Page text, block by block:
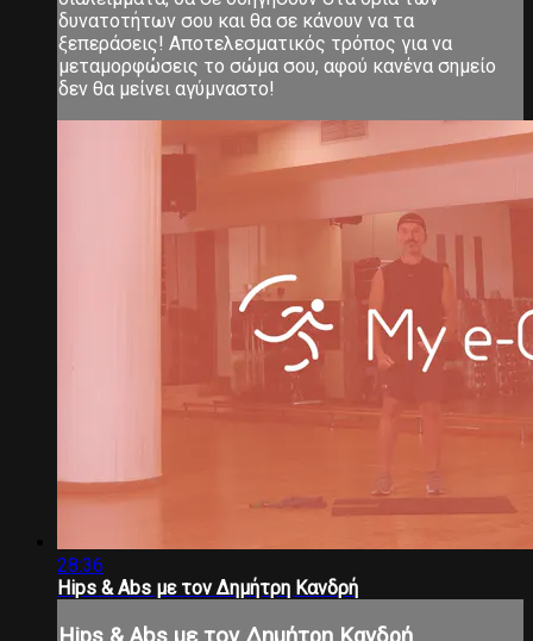
δυνατοτήτων σου και θα σε κάνουν να τα
ξεπεράσεις! Αποτελεσματικός τρόπος για να
μεταμορφώσεις το σώμα σου, αφού κανένα σημείο
δεν θα μείνει αγύμναστο!
28:36
Hips & Abs με τον Δημήτρη Κανδρή